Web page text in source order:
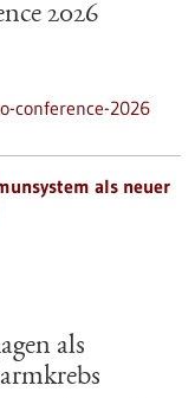
2026
conference-2026
als neuer
als